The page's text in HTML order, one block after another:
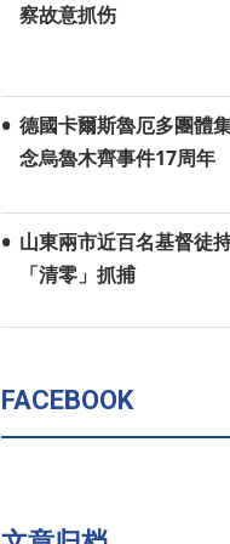
察故意抓伤
德國卡爾斯魯厄多團體
念烏魯木齊事件17周年
山東兩市近百名基督徒
「清零」抓捕
FACEBOOK